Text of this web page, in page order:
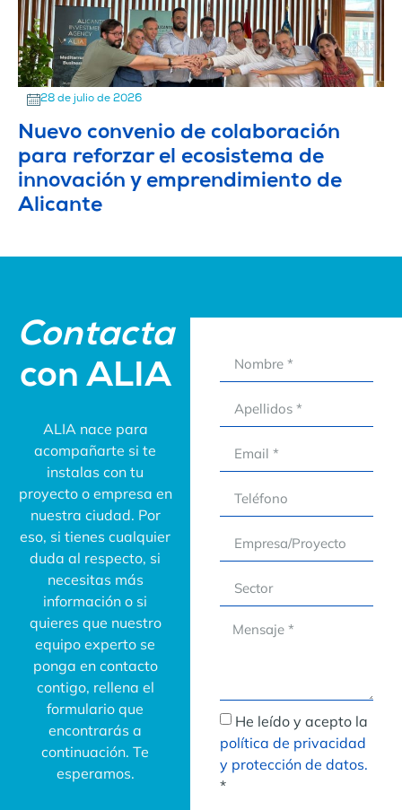
28 de julio de 2026
Nuevo convenio de colaboración
para reforzar el ecosistema de
innovación y emprendimiento de
Alicante
Contacta
con ALIA
ALIA nace para
acompañarte si te
instalas con tu
proyecto o empresa en
nuestra ciudad. Por
eso, si tienes cualquier
duda al respecto, si
necesitas más
información o si
quieres que nuestro
equipo experto se
ponga en contacto
contigo, rellena el
formulario que
encontrarás a
continuación. Te
esperamos.
He leído y acepto la
política de privacidad
y protección de datos.
*